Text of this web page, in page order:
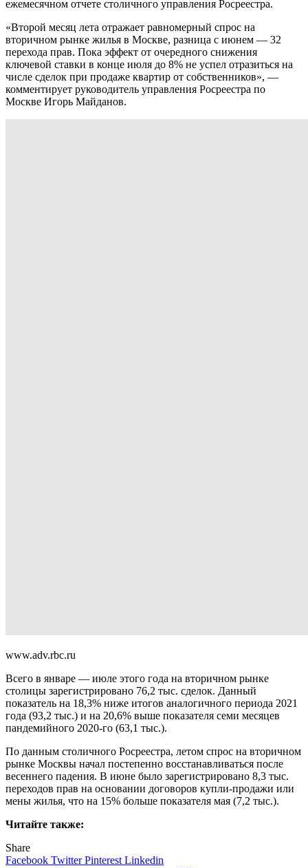
ежемесячном отчете столичного управления Росреестра.
«Второй месяц лета отражает равномерный спрос на
вторичном рынке жилья в Москве, разница с июнем — 32
перехода прав. Пока эффект от очередного снижения
ключевой ставки в конце июля до 8% не успел отразиться на
числе сделок при продаже квартир от собственников», —
комментирует руководитель управления Росреестра по
Москве Игорь Майданов.
www.adv.rbc.ru
Всего в январе — июле этого года на вторичном рынке
столицы зарегистрировано 76,2 тыс. сделок. Данный
показатель на 18,3% ниже итогов аналогичного периода 2021
года (93,2 тыс.) и на 20,6% выше показателя семи месяцев
пандемийного 2020-го (63,1 тыс.).
По данным столичного Росреестра, летом спрос на вторичном
рынке Москвы начал постепенно восстанавливаться после
весеннего падения. В июне было зарегистрировано 8,3 тыс.
переходов прав на основании договоров купли-продажи или
мены жилья, что на 15% больше показателя мая (7,2 тыс.).
Читайте также:
Share
Facebook TwitterPinterest Linkedin